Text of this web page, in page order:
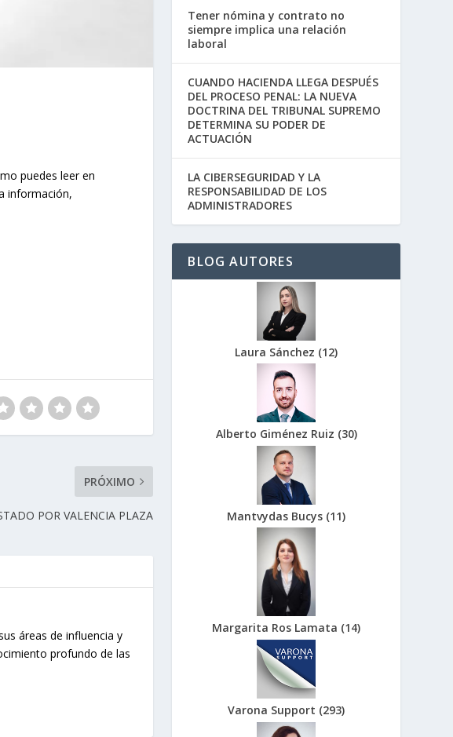
puedes leer en
información,
PRÓXIMO
POR VALENCIA PLAZA
áreas de influencia y
profundo de las
Tener nómina y contrato no
siempre implica una relación
laboral
CUANDO HACIENDA LLEGA DESPUÉS
DEL PROCESO PENAL: LA NUEVA
DOCTRINA DEL TRIBUNAL SUPREMO
DETERMINA SU PODER DE
ACTUACIÓN
LA CIBERSEGURIDAD Y LA
RESPONSABILIDAD DE LOS
ADMINISTRADORES
BLOG AUTORES
Laura Sánchez (12)
Alberto Giménez Ruiz (30)
Mantvydas Bucys (11)
Margarita Ros Lamata (14)
Varona Support (293)